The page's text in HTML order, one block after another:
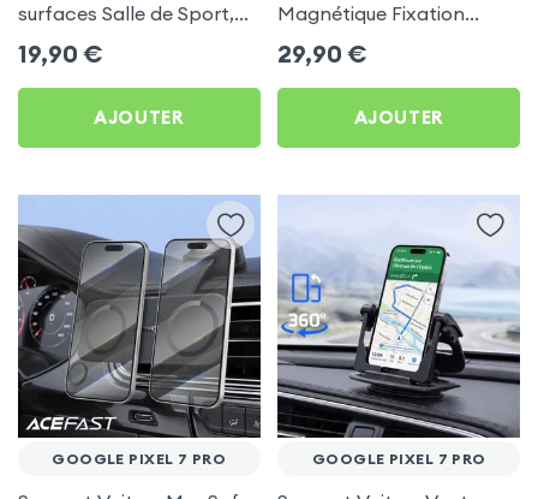
surfaces Salle de Sport,
frigo pour Google Pixel 7
Pro
19,90 €
AJOUTER
Magnétique Fixation
Porte-gobelet pour
Google Pixel 7 Pro
29,90 €
AJOUTER
GOOGLE PIXEL 7 PRO GOOGLE PIXEL 7 PRO